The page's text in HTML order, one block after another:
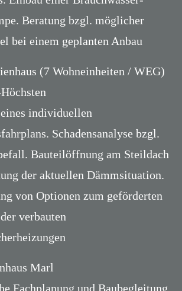
Beratung bzgl. möglicher
bei einem geplanten Anbau
(7 Wohneinheiten / WEG)
individuellen
Schadensanalyse bzgl.
Bauteilöffnung am Steildach
der aktuellen Dämmsituation.
von Optionen zum geförderten
verbauten
Marl
Fachplanung und Baubegleitung